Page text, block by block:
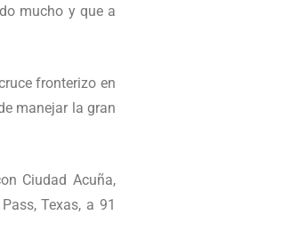
mucho y que a
fronterizo en
manejar la gran
Ciudad Acuña,
Texas, a 91